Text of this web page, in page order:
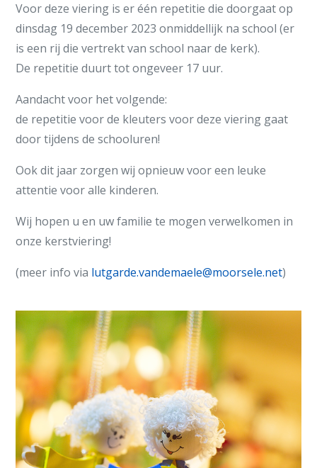
Voor deze viering is er één repetitie die doorgaat op
dinsdag 19 december 2023 onmiddellijk na school (er
is een rij die vertrekt van school naar de kerk).
De repetitie duurt tot ongeveer 17 uur.
Aandacht voor het volgende:
de repetitie voor de kleuters voor deze viering gaat
door tijdens de schooluren!
Ook dit jaar zorgen wij opnieuw voor een leuke
attentie voor alle kinderen.
Wij hopen u en uw familie te mogen verwelkomen in
onze kerstviering!
(meer info via lutgarde.vandemaele@moorsele.net)